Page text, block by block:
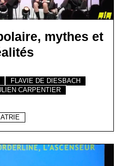
mythes et
FLAVIE DE DIESBACH
CARPENTIER